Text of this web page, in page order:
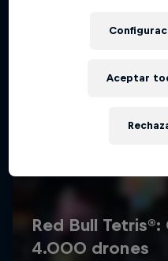
Aceptar